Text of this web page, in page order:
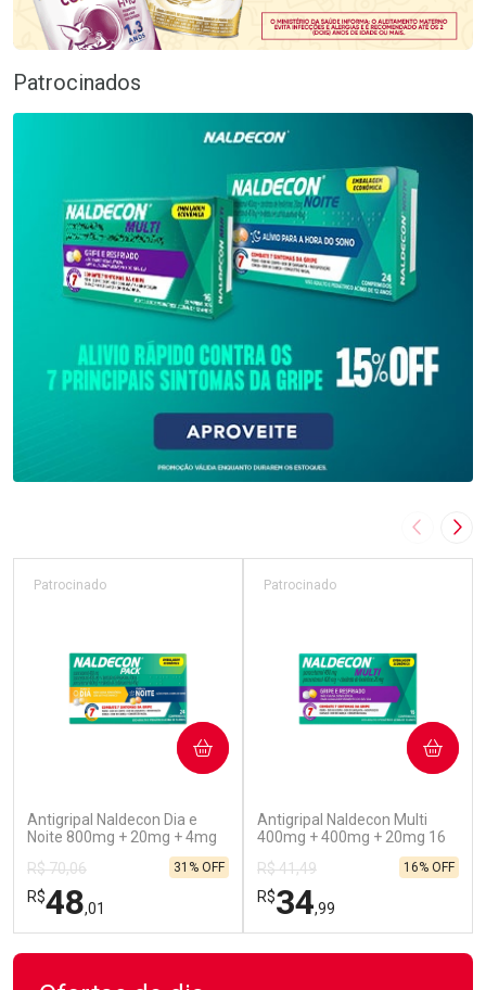
Patrocinados
Imagem
Antigripal Naldecon Dia e
Noite 800mg + 20mg + 4mg
Patrocinado
R$ 70,06
R$48,01
31% OFF
COMPRAR
Antigripal Naldecon Multi
400mg + 400mg + 20mg 16
Patrocinado
R$ 41,49
R$34,99
16% OFF
COMPRAR